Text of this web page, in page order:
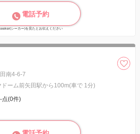
電話予約
シーカー)を見たとお伝えください
南4-6-7
ーム前矢田駅から100m(車で 1分)
-点(0件)